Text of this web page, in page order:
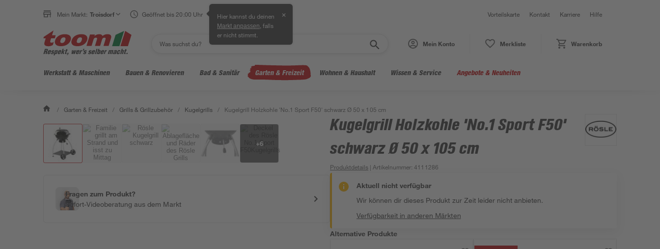
Mein Markt: Troisdorf Geöffnet bis 20:00 Uhr Hier kannst du deinen
Markt anpassen , falls
er nicht stimmt.
✕ Vorteilskarte Kontakt Karriere Hilfe
Mein Konto Merkliste Warenkorb
Werkstatt & Maschinen Bauen & Renovieren Bad & Sanitär Garten & Freizeit Wohnen & Haushalt Wissen & Service Angebote & Neuheiten
/ Garten & Freizeit / Grills & Grillzubehör / Kugelgrills / Kugelgrill Holzkohle 'No.1 Sport F50' schwarz Ø 50 x 105 cm
+6
Fragen zum Produkt?
Sofort-Videoberatung aus dem Markt
Kugelgrill Holzkohle 'No.1 Sport F50'
schwarz Ø 50 x 105 cm
Produktdetails | Artikelnummer:4111286
Aktuell nicht verfügbar
Wir können dir dieses Produkt zur Zeit leider nicht anbieten.
Verfügbarkeit in anderen Märkten
Alternative Produkte